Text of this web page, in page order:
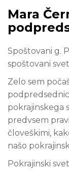
Mara
Spoštovani g.
spoštovani
Zelo sem
pokrajinskega
predvsem
človeškimi,
našo
Pokrajinski